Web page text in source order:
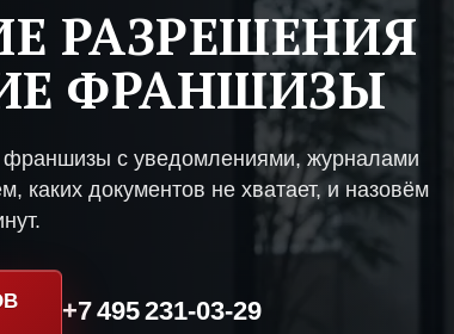
РАЗРЕШЕНИЯ
ФРАНШИЗЫ
франшизы с уведомлениями, журналами
каких документов не хватает, и назовём
+7 495 231-03-29